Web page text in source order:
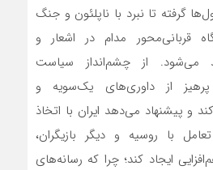
گرفته تا نبرد با ناپلئون و جنگ
قربانی‌محور مدام در اشعار و
می‌شود. از چشم‌انداز سیاست
از داوری‌های یک‌سویه و
و پیشنهاد می‌دهد ایران با اتخاذ
با روسیه و دیگر بازیگران،
ایجاد کند؛ چرا که رسانه‌های